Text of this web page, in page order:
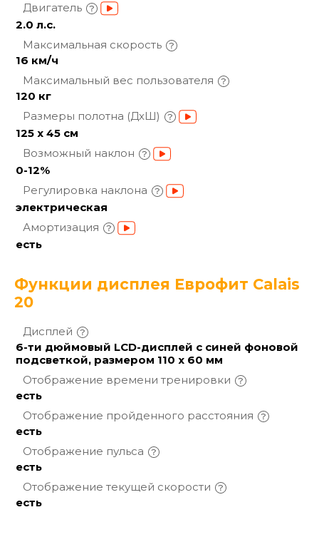
Двигатель
2.0 л.с.
Максимальная скорость
16 км/ч
Максимальный вес пользователя
120 кг
Размеры полотна (ДхШ)
125 х 45 см
Возможный наклон
0-12%
Регулировка наклона
электрическая
Амортизация
есть
Функции дисплея Еврофит Сalais
20
Дисплей
6-ти дюймовый LCD-дисплей с синей фоновой
подсветкой, размером 110 х 60 мм
Отображение времени тренировки
есть
Отображение пройденного расстояния
есть
Отображение пульса
есть
Отображение текущей скорости
есть